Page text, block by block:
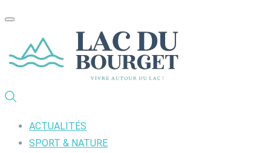
ACTUALITÉS
SPORT & NATURE